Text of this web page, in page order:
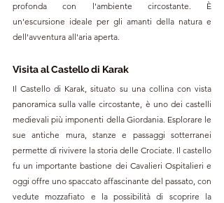
profonda con l'ambiente circostante. È
un'escursione ideale per gli amanti della natura e
dell'avventura all'aria aperta.
Visita al Castello di Karak
Il Castello di Karak, situato su una collina con vista
panoramica sulla valle circostante, è uno dei castelli
medievali più imponenti della Giordania. Esplorare le
sue antiche mura, stanze e passaggi sotterranei
permette di rivivere la storia delle Crociate. Il castello
fu un importante bastione dei Cavalieri Ospitalieri e
oggi offre uno spaccato affascinante del passato, con
vedute mozzafiato e la possibilità di scoprire la